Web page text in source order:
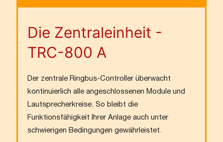
Die Zentraleinheit -
TRC-800 A
Der zentrale Ringbus-Controller überwacht
kontinuierlich alle angeschlossenen Module und
Lautsprecherkreise. So bleibt die
Funktionsfähigkeit Ihrer Anlage auch unter
schwierigen Bedingungen gewährleistet.